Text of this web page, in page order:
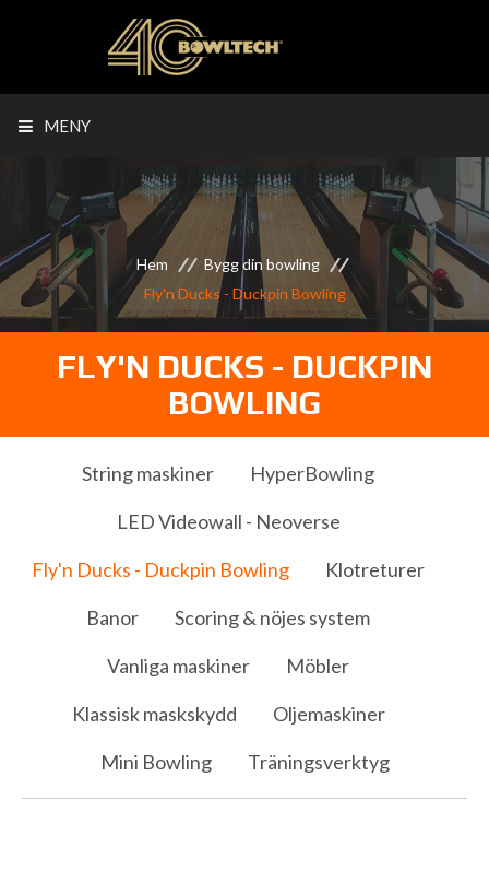
MENY
Hem
Bygg din bowling
Fly'n Ducks - Duckpin Bowling
FLY'N DUCKS - DUCKPIN
BOWLING
String maskiner
HyperBowling
LED Videowall - Neoverse
Fly'n Ducks - Duckpin Bowling
Klotreturer
Banor
Scoring & nöjes system
Vanliga maskiner
Möbler
Klassisk maskskydd
Oljemaskiner
Mini Bowling
Träningsverktyg